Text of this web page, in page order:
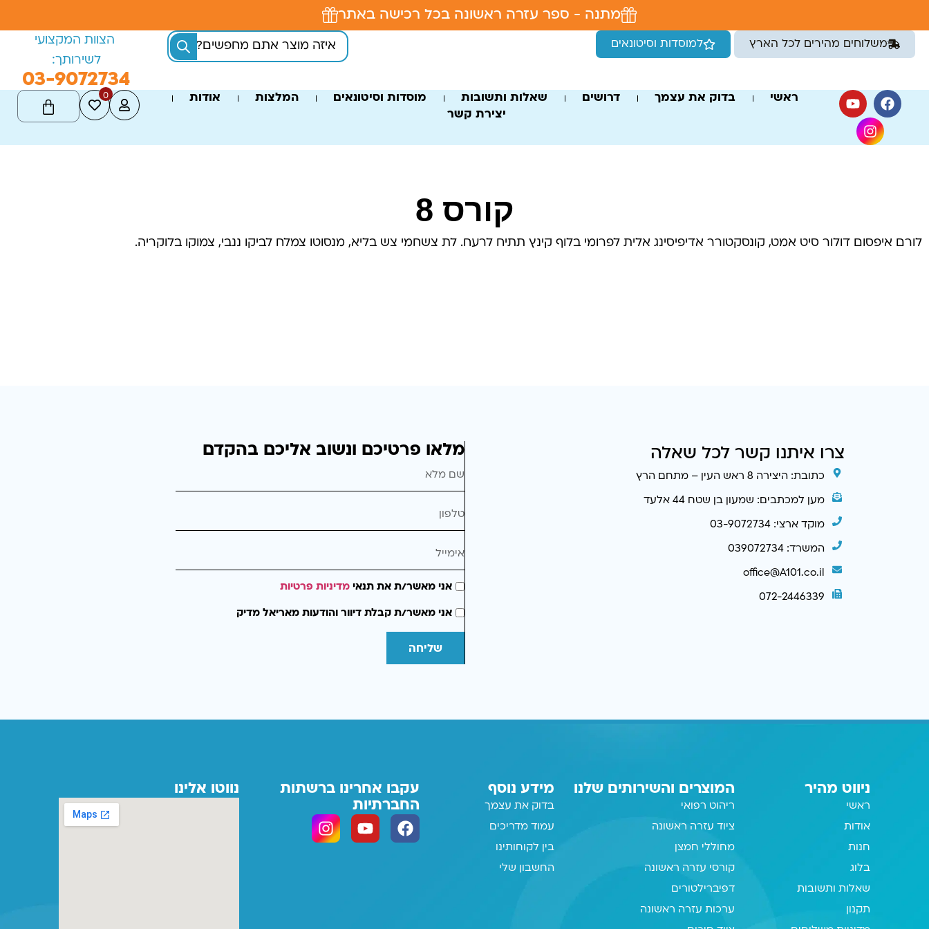
מתנה - ספר עזרה ראשונה בכל רכישה באתר
משלוחים מהירים לכל הארץ למוסדות וסיטונאים
הצוות המקצועי
לשירותך:
03-9072734
ראשי בדוק את עצמך דרושים שאלות ותשובות מוסדות וסיטונאים המלצות
אודות
יצירת קשר
0
קורס 8
לורם איפסום דולור סיט אמט, קונסקטורר אדיפיסינג אלית לפרומי בלוף קינץ תתיח לרעח. לת צשחמי צש בליא, מנסוטו צמלח לביקו ננבי, צמוקו בלוקריה.
צרו איתנו קשר לכל שאלה
כתובת: היצירה 8 ראש העין – מתחם הרץ
מען למכתבים: שמעון בן שטח 44 אלעד
מוקד ארצי: 03-9072734
המשרד: 039072734
office@A101.co.il
072-2446339
מלאו פרטיכם ונשוב אליכם בהקדם
אני מאשר/ת את תנאי מדיניות פרטיות
אני מאשר/ת קבלת דיוור והודעות מאריאל מדיק
שליחה
ניווט מהיר
ראשי
אודות
חנות
בלוג
שאלות ותשובות
תקנון
המוצרים והשירותים שלנו
ריהוט רפואי
ציוד עזרה ראשונה
מחוללי חמצן
קורסי עזרה ראשונה
דפיברילטורים
ערכות עזרה ראשונה
מידע נוסף
בדוק את עצמך
עמוד מדריכים
בין לקוחותינו
החשבון שלי
עקבו אחרינו ברשתות
החברתיות
נווטו אלינו